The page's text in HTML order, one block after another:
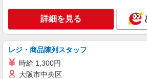
キープ
派遣社員
（株）ウィルオブ・ワークCW 静岡支店/
高齢者向けマンション
時給1400円
詳細を見る
レジ・商品陳列スタッフ
時給 1,300円
大阪市中央区